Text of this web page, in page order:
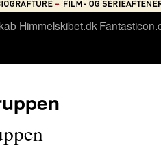
Himmelskibet.dk